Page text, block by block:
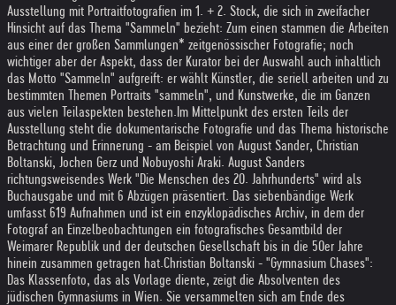
Ausstellung mit Portraitfotografien im 1. + 2. Stock, die sich in zweifacher
Hinsicht auf das Thema "Sammeln" bezieht: Zum einen stammen die Arbeiten
aus einer der großen Sammlungen* zeitgenössischer Fotografie; noch
wichtiger aber der Aspekt, dass der Kurator bei der Auswahl auch inhaltlich
das Motto "Sammeln" aufgreift: er wählt Künstler, die seriell arbeiten und zu
bestimmten Themen Portraits "sammeln", und Kunstwerke, die im Ganzen
aus vielen Teilaspekten bestehen. Im Mittelpunkt des ersten Teils der
Ausstellung steht die dokumentarische Fotografie und das Thema historische
Betrachtung und Erinnerung - am Beispiel von August Sander, Christian
Boltanski, Jochen Gerz und Nobuyoshi Araki. August Sanders
richtungsweisendes Werk "Die Menschen des 20. Jahrhunderts" wird als
Buchausgabe und mit 6 Abzügen präsentiert. Das siebenbändige Werk
umfasst 619 Aufnahmen und ist ein enzyklopädisches Archiv, in dem der
Fotograf an Einzelbeobachtungen ein fotografisches Gesamtbild der
Weimarer Republik und der deutschen Gesellschaft bis in die 50er Jahre
hinein zusammen getragen hat.Christian Boltanski - "Gymnasium Chases":
Das Klassenfoto, das als Vorlage diente, zeigt die Absolventen des
jüdischen Gymnasiums in Wien. Sie versammelten sich am Ende des